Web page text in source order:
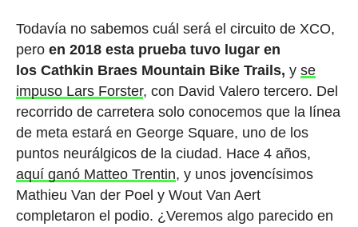
Todavía no sabemos cuál será el circuito de XCO,
pero en 2018 esta prueba tuvo lugar en
los Cathkin Braes Mountain Bike Trails, y se
impuso Lars Forster, con David Valero tercero. Del
recorrido de carretera solo conocemos que la línea
de meta estará en George Square, uno de los
puntos neurálgicos de la ciudad. Hace 4 años,
aquí ganó Matteo Trentin, y unos jovencísimos
Mathieu Van der Poel y Wout Van Aert
completaron el podio. ¿Veremos algo parecido en